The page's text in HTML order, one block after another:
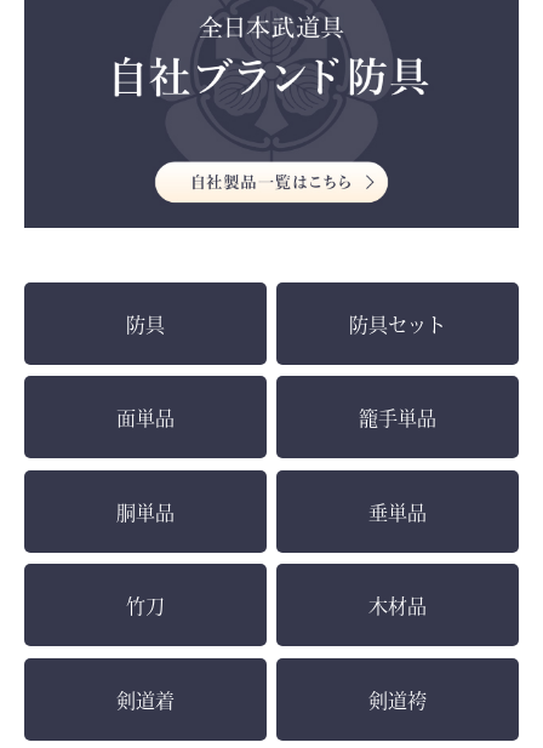
防具 防具セット
面単品 籠手単品
胴単品 垂単品
竹刀 木材品
剣道着 剣道袴